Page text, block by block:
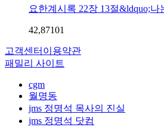
요한계시록 22장 13절&ldquo;나
42,87101
고객센터 이용약관
패밀리 사이트
cgm
월명동
jms 정명석 목사의 진실
jms 정명석 닷컴